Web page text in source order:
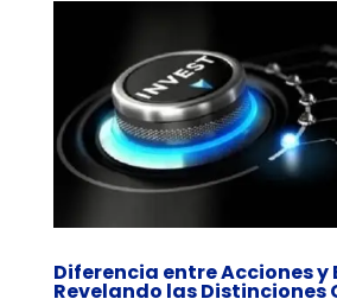
Diferencia entre Acciones y
Revelando las Distinciones